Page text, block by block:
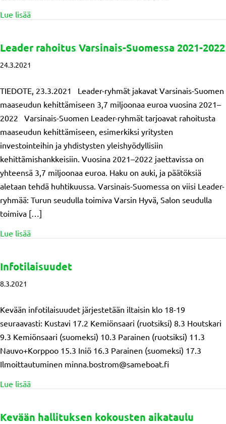
Lue lisääabout Kysely uuden ohjelmakauden painopisteistä
Leader rahoitus Varsinais-Suomessa 2021-2022
24.3.2021
TIEDOTE, 23.3.2021 Leader-ryhmät jakavat Varsinais-Suomen
maaseudun kehittämiseen 3,7 miljoonaa euroa vuosina 2021–
2022 Varsinais-Suomen Leader-ryhmät tarjoavat rahoitusta
maaseudun kehittämiseen, esimerkiksi yritysten
investointeihin ja yhdistysten yleishyödyllisiin
kehittämishankkeisiin. Vuosina 2021–2022 jaettavissa on
yhteensä 3,7 miljoonaa euroa. Haku on auki, ja päätöksiä
aletaan tehdä huhtikuussa. Varsinais-Suomessa on viisi Leader-
ryhmää: Turun seudulla toimiva Varsin Hyvä, Salon seudulla
toimiva […]
Lue lisääabout Leader rahoitus Varsinais-Suomessa 2021-2022
Infotilaisuudet
8.3.2021
Kevään infotilaisuudet järjestetään iltaisin klo 18-19
seuraavasti: Kustavi 17.2 Kemiönsaari (ruotsiksi) 8.3 Houtskari
9.3 Kemiönsaari (suomeksi) 10.3 Parainen (ruotsiksi) 11.3
Nauvo+Korppoo 15.3 Iniö 16.3 Parainen (suomeksi) 17.3
Ilmoittautuminen minna.bostrom@sameboat.fi
Lue lisääabout Infotilaisuudet
Kevään hallituksen kokousten aikataulu